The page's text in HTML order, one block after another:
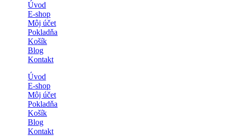
Úvod
E-shop
Môj účet
Pokladňa
Košík
Blog
Kontakt
Úvod
E-shop
Môj účet
Pokladňa
Košík
Blog
Kontakt